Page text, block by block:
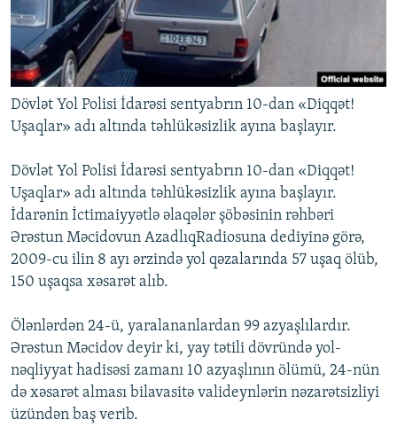
İZ - MƏDƏNIYYƏT PROQRAMI
MATERIALLARIMIZDAN ISTIFADƏ
AZADLIQRADIOSU MOBIL TELEFONUNUZDA
BIZIMLƏ ƏLAQƏ
XƏBƏR BÜLLETENLƏRIMIZ
RFE/RL-in bütün saytları
Dövlət Yol Polisi İdarəsi sentyabrın 10-dan «Diqqət!
Uşaqlar» adı altında təhlükəsizlik ayına başlayır.
Dövlət Yol Polisi İdarəsi sentyabrın 10-dan «Diqqət!
Uşaqlar» adı altında təhlükəsizlik ayına başlayır.
İdarənin İctimaiyyətlə əlaqələr şöbəsinin rəhbəri
Ərəstun Məcidovun AzadlıqRadiosuna dediyinə görə,
2009-cu ilin 8 ayı ərzində yol qəzalarında 57 uşaq ölüb,
150 uşaqsa xəsarət alıb.
Ölənlərdən 24-ü, yaralananlardan 99 azyaşlılardır.
Ərəstun Məcidov deyir ki, yay tətili dövründə yol-
nəqliyyat hadisəsi zamanı 10 azyaşlının ölümü, 24-nün
də xəsarət alması bilavasitə valideynlərin nəzarətsizliyi
üzündən baş verib.